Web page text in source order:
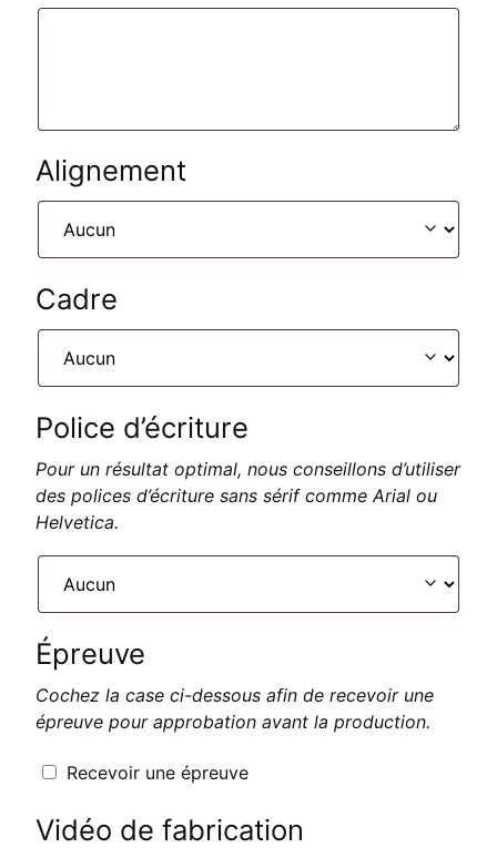
Alignement
Cadre
Police d’écriture
Pour un résultat optimal, nous conseillons d’utiliser
des polices d’écriture sans sérif comme Arial ou
Helvetica.
Épreuve
Cochez la case ci-dessous afin de recevoir une
épreuve pour approbation avant la production.
Recevoir une épreuve
Vidéo de fabrication